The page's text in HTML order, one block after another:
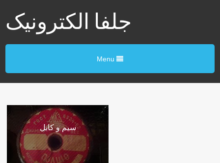
جلفا الکترونیک
سیم و کابل